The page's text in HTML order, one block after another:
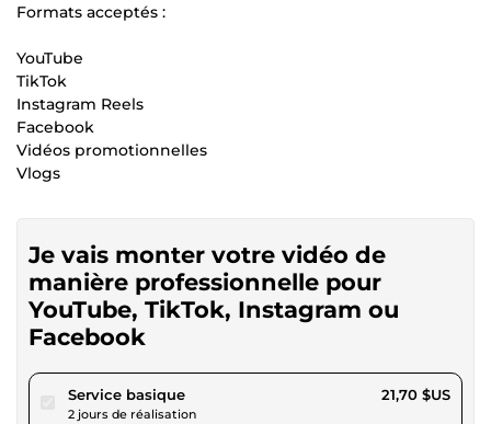
Formats acceptés :
YouTube
TikTok
Instagram Reels
Facebook
Vidéos promotionnelles
Vlogs
Je vais monter votre vidéo de
manière professionnelle pour
YouTube, TikTok, Instagram ou
Facebook
Service basiquepour 20,00 $US
2 jours de réalisation
21,70 $US